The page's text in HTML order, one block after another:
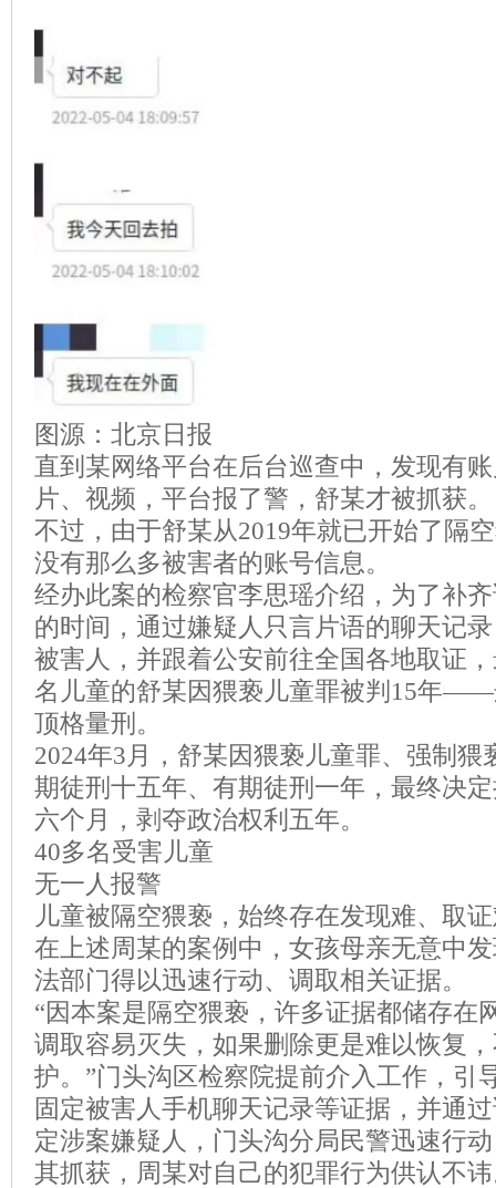
图源：北京日报
直到某网络平台在后台巡查中，发现有
片、视频，平台报了警，舒某才被抓获。
不过，由于舒某从2019年就已开始了隔
没有那么多被害者的账号信息。
经办此案的检察官李思瑶介绍，为了补
的时间，通过嫌疑人只言片语的聊天记
被害人，并跟着公安前往全国各地取证
名儿童的舒某因猥亵儿童罪被判15年
顶格量刑。
2024年3月，舒某因猥亵儿童罪、强制猥
期徒刑十五年、有期徒刑一年，最终决
六个月，剥夺政治权利五年。
40多名受害儿童
无一人报警
儿童被隔空猥亵，始终存在发现难、取
在上述周某的案例中，女孩母亲无意中
法部门得以迅速行动、调取相关证据。
“因本案是隔空猥亵，许多证据都储存在
调取容易灭失，如果删除更是难以恢复
护。”门头沟区检察院提前介入工作，引
固定被害人手机聊天记录等证据，并通
定涉案嫌疑人，门头沟分局民警迅速行
其抓获，周某对自己的犯罪行为供认不